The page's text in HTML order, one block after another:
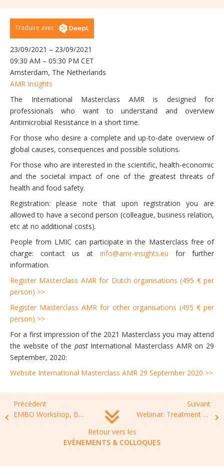
Traduire avec
23/09/2021 – 23/09/2021
09:30 AM – 05:30 PM CET
Amsterdam, The Netherlands
AMR Insights
The International Masterclass AMR is designed for
professionals who want to understand and overview
Antimicrobial Resistance in a short time.
For those who desire a complete and up-to-date overview of
global causes, consequences and possible solutions.
For those who are interested in the scientific, health-economic
and the societal impact of one of the greatest threats of
health and food safety.
Registration: please note that upon registration you are
allowed to have a second person (colleague, business relation,
etc at no additional costs).
People from LMIC can participate in the Masterclass free of
charge: contact us at info@amr-insights.eu for further
information.
Register Masterclass AMR for Dutch organisations (495 € per
person) >>
Register Masterclass AMR for other organisations (495 € per
person) >>
For a first impression of the 2021 Masterclass you may attend
the website of the pastInternational Masterclass AMR on 29
September, 2020:
Website International Masterclass AMR 29 September 2020 >>
Précédent
EMBO Workshop, Bacterial networks (BacNet21), 04-09 September 2022,Sant Feliu de Guixols, Spain
Suivant
Webinar: Treatment of systemic fungal infections, 5 October 2021, 16:30-18:00 BST
Retour vers les
EVÈNEMENTS & COLLOQUES